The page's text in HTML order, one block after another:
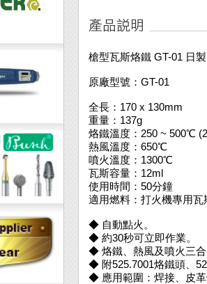
槍型瓦斯烙鐵 GT-01 日
原廠型號：GT-01
全長：170 x 130mm
重量：137g
烙鐵溫度：250 ~ 500℃
熱風溫度：650℃
噴火溫度：1300℃
瓦斯容量：12ml
使用時間：50分鐘
適用燃料：打火機專用
◆ 自動點火。
◆ 約30秒可立即作業。
◆ 烙鐵、熱風及噴火三
◆ 附525.7001烙鐵頭、
◆ 應用範圍：焊接、皮